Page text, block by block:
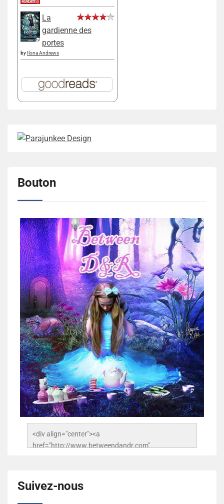
La
gardienne des
portes
by Ilona Andrews
Bouton
<div align="center"><a
href="http://www.betweendandr.com"
503716673157532-2788222864243652657-n.jpg"
alt="Between D&R" style="border:none;" /></a>
Suivez-nous